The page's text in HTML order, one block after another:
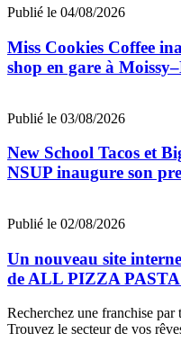
Publié le 04/08/2026
Miss Cookies Coffee
shop en gare à
Publié le 03/08/2026
New School Tacos et
NSUP inaugure son
Publié le 02/08/2026
Un nouveau site
de ALL PIZZA
Recherchez une franchise par
Trouvez le secteur de vos